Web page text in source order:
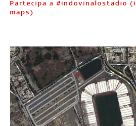
Partecipa a #indovinalostadio (immagine da google
maps)